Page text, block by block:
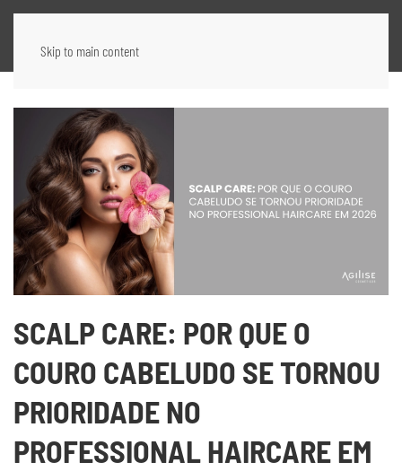
Skip to main content
SCALP CARE: POR QUE O
COURO CABELUDO SE TORNOU
PRIORIDADE NO
PROFESSIONAL HAIRCARE EM